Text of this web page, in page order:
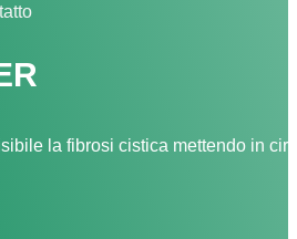
la fibrosi cistica mettendo in